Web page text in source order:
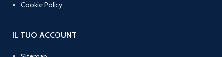
Cookie Policy
IL TUO ACCOUNT